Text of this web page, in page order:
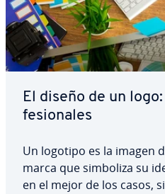
El diseño de un
fe­sio­na­les
Un logotipo es la imagen
marca que simboliza su
en el mejor de los casos,